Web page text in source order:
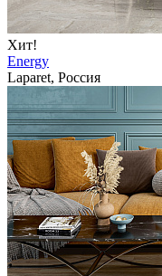
Хит!
Energy
Laparet, Россия